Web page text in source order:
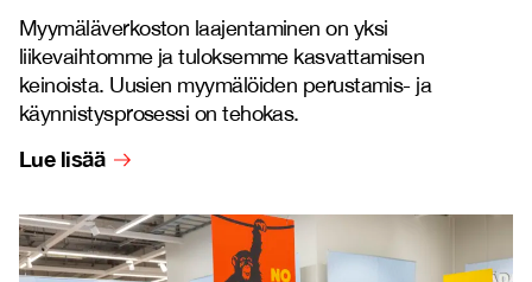
Myymäläverkoston laajentaminen on yksi
liikevaihtomme ja tuloksemme kasvattamisen
keinoista. Uusien myymälöiden perustamis- ja
käynnistysprosessi on tehokas.
Lue lisää